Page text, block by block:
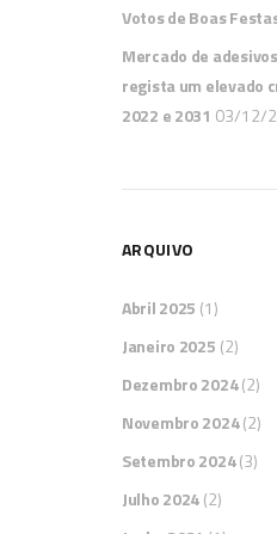
Votos de Boas
Mercado de
regista um elevado
2022 e 2031 03/12/
ARQUIVO
Abril 2025 (1)
Janeiro 2025 (2)
Dezembro 2024(2)
Novembro 2024(2)
Setembro 2024(3)
Julho 2024(2)